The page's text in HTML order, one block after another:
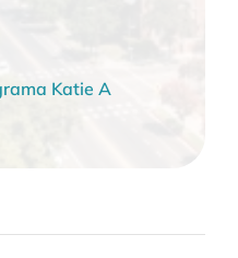
Katie A